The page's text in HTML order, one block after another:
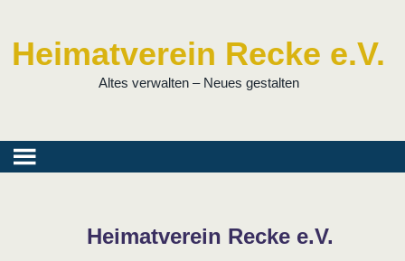
Heimatverein Recke e.V.
Altes verwalten – Neues gestalten
Heimatverein Recke e.V.